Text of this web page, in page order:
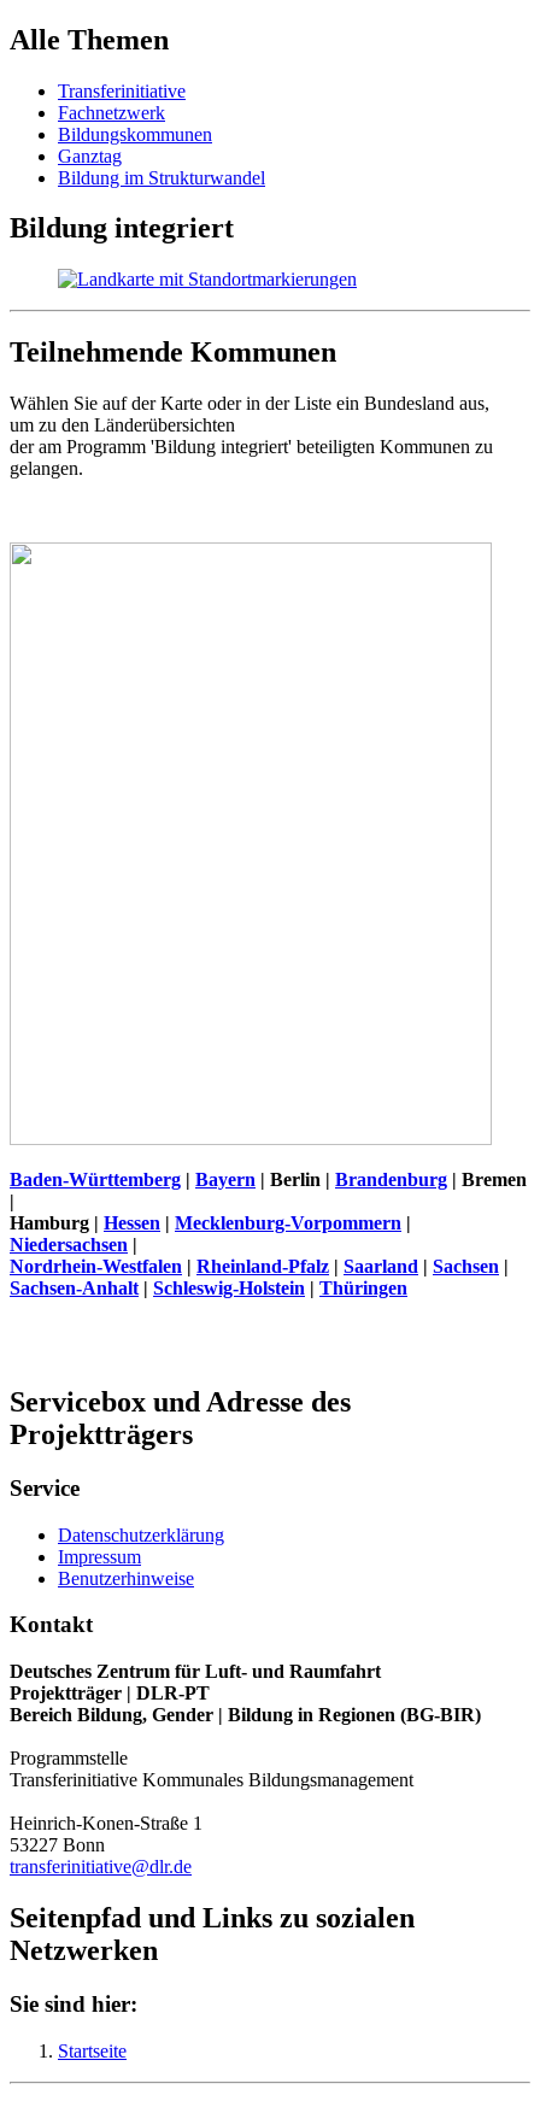
Alle Themen
Transferinitiative
Fachnetzwerk
Bildungskommunen
Ganztag
Bildung im Strukturwandel
Bildung integriert
Teilnehmende Kommunen
Wählen Sie auf der Karte oder in der Liste ein Bundesland aus,
um zu den Länderübersichten
der am Programm 'Bildung integriert' beteiligten Kommunen zu
gelangen.
Baden-Württemberg | Bayern | Berlin | Brandenburg | Bremen
|
Hamburg | Hessen | Mecklenburg-Vorpommern |
Niedersachsen |
Nordrhein-Westfalen | Rheinland-Pfalz | Saarland | Sachsen |
Sachsen-Anhalt | Schleswig-Holstein | Thüringen
Servicebox und Adresse des
Projektträgers
Service
Datenschutzerklärung
Impressum
Benutzerhinweise
Kontakt
Deutsches Zentrum für Luft- und Raumfahrt
Projektträger | DLR-PT
Bereich Bildung, Gender | Bildung in Regionen (BG-BIR)
Programmstelle
Transferinitiative Kommunales Bildungsmanagement
Heinrich-Konen-Straße 1
53227 Bonn
transferinitiative@dlr.de
Seitenpfad und Links zu sozialen
Netzwerken
Sie sind hier:
Startseite